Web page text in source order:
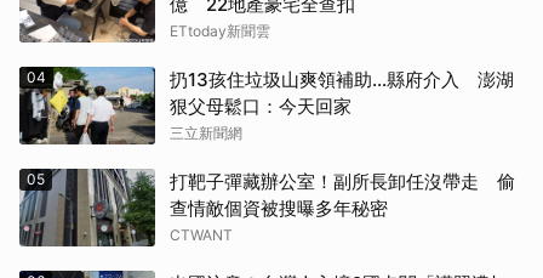
ETtoday新聞雲
04
扔13孩住垃圾山爽領補助…縣府介入 澎湖
狠父母鬆口：今天回家
三立新聞網
05
打靶子彈藏辦公室！副所長卸任沒帶走 偷
查情敵個資被搜曝多年秘密
CTWANT